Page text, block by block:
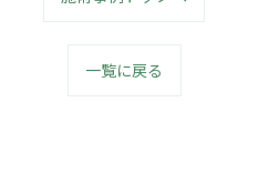
一覧に戻る